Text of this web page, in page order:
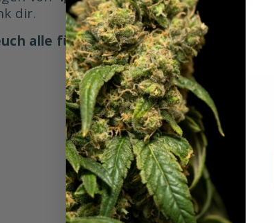
dir.
alle für euer Vertrauen❤️